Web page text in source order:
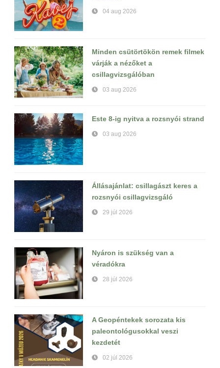
04 aug 2026
Minden csütörtökön remek filmek
várják a nézőket a
csillagvizsgálóban
03 aug 2026
Este 8-ig nyitva a rozsnyói strand
03 aug 2026
Állásajánlat: csillagászt keres a
rozsnyói csillagvizsgáló
29 júl 2026
Nyáron is szükség van a
véradókra
28 júl 2026
A Geopéntekek sorozata kis
paleontológusokkal veszi
kezdetét
02 júl 2026